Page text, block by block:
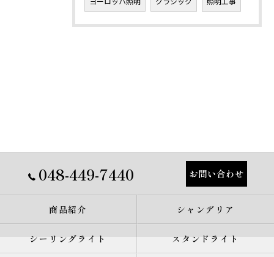
048-449-7440 お問い合わせ
商品紹介 シャンデリア
シーリングライト スタンドライト